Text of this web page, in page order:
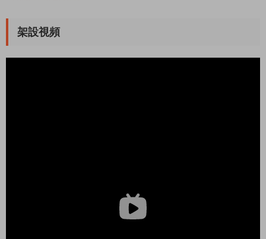
架設視頻